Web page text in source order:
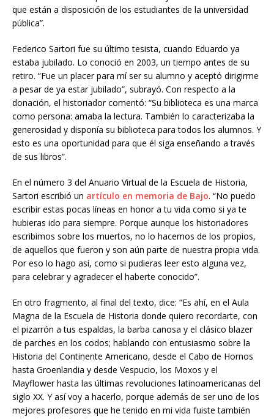
que están a disposición de los estudiantes de la universidad
pública”.
Federico Sartori fue su último tesista, cuando Eduardo ya
estaba jubilado. Lo conoció en 2003, un tiempo antes de su
retiro. “Fue un placer para mí ser su alumno y aceptó dirigirme
a pesar de ya estar jubilado”, subrayó. Con respecto a la
donación, el historiador comentó: “Su biblioteca es una marca
como persona: amaba la lectura. También lo caracterizaba la
generosidad y disponía su biblioteca para todos los alumnos. Y
esto es una oportunidad para que él siga enseñando a través
de sus libros”.
En el número 3 del Anuario Virtual de la Escuela de Historia,
Sartori escribió un artículo en memoria de Bajo. “No puedo
escribir estas pocas líneas en honor a tu vida como si ya te
hubieras ido para siempre. Porque aunque los historiadores
escribimos sobre los muertos, no lo hacemos de los propios,
de aquellos que fueron y son aún parte de nuestra propia vida.
Por eso lo hago así, como si pudieras leer esto alguna vez,
para celebrar y agradecer el haberte conocido”.
En otro fragmento, al final del texto, dice: “Es ahí, en el Aula
Magna de la Escuela de Historia donde quiero recordarte, con
el pizarrón a tus espaldas, la barba canosa y el clásico blazer
de parches en los codos; hablando con entusiasmo sobre la
Historia del Continente Americano, desde el Cabo de Hornos
hasta Groenlandia y desde Vespucio, los Moxos y el
Mayflower hasta las últimas revoluciones latinoamericanas del
siglo XX. Y así voy a hacerlo, porque además de ser uno de los
mejores profesores que he tenido en mi vida fuiste también